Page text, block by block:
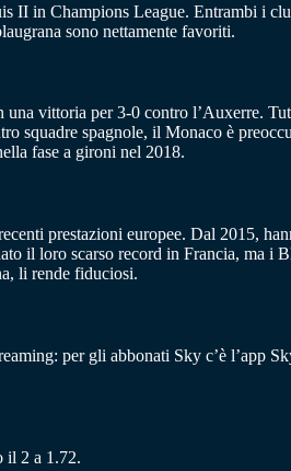
II in Champions League. Entrambi i
sono nettamente favoriti.
vittoria per 3-0 contro l’Auxerre.
spagnole, il Monaco è
fase a gironi nel 2018.
prestazioni europee. Dal 2015,
il loro scarso record in Francia, ma i
li rende fiduciosi.
per gli abbonati Sky c’è l’app
il 2 a 1.72.